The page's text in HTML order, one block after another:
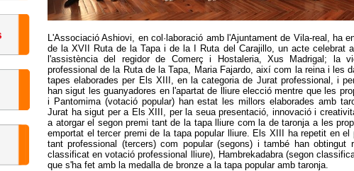
L'Associació Ashiovi, en col·laboració amb l'Ajuntament de Vila-real, ha
de la XVII Ruta de la Tapa i de la I Ruta del Carajillo, un acte celebrat
l'assistència del regidor de Comerç i Hostaleria, Xus Madrigal; la
professional de la Ruta de la Tapa, Maria Fajardo, així com la reina i les
tapes elaborades per Els XIII, en la categoria de Jurat professional, i
han sigut les guanyadores en l'apartat de lliure elecció mentre que les
i Pantomima (votació popular) han estat les millors elaborades amb
Jurat ha sigut per a Els XIII, per la seua presentació, innovació i
a atorgar el segon premi tant de la tapa lliure com la de taronja a les
emportat el tercer premi de la tapa popular lliure. Els XIII ha repetit en
tant professional (tercers) com popular (segons) i també han obtingut
classificat en votació professional lliure), Hambrekadabra (segon
que s'ha fet amb la medalla de bronze a la tapa popular amb taronja.